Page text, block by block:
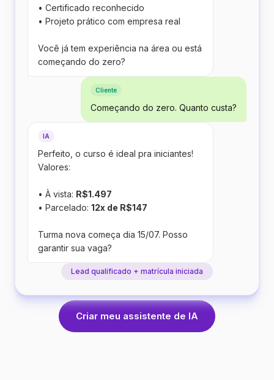
• Certificado reconhecido
• Projeto prático com empresa real
Você já tem experiência na área ou está
começando do zero?
Cliente
Começando do zero. Quanto custa?
IA
Perfeito, o curso é ideal pra iniciantes!
Valores:
• À vista: R$1.497
• Parcelado: 12x de R$147
Turma nova começa dia 15/07. Posso
garantir sua vaga?
Lead qualificado + matrícula iniciada
Criar meu assistente de IA